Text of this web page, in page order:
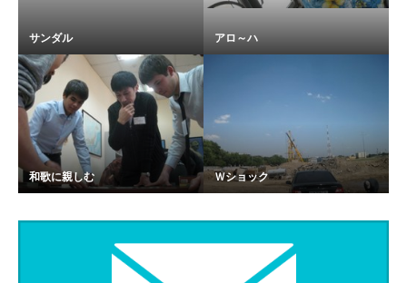
サンダル アロ～ハ
和歌に親しむ Ｗショック